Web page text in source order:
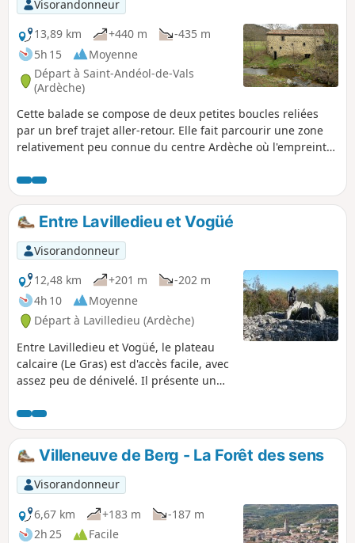
Visorandonneur
13,89 km
+440 m
-435 m
5h 15
Moyenne
Départ à Saint-Andéol-de-Vals
(Ardèche)
Cette balade se compose de deux petites boucles reliées
par un bref trajet aller-retour. Elle fait parcourir une zone
relativement peu connue du centre Ardèche où l'empreinte
crêtes et en vallées selon une orientation Nord-Sud des
chaines montagneuses. On appréciera les larges vues et les
paysages. Au point le plus au Nord, on s'arrêtera à un
ancien moulin plusieurs fois centenaire, dit "Le Moulin de
Raoul" (voir ci-dessous).
Entre Lavilledieu et Vogüé
Visorandonneur
12,48 km
+201 m
-202 m
4h 10
Moyenne
Départ à Lavilledieu (Ardèche)
Entre Lavilledieu et Vogüé, le plateau
calcaire (Le Gras) est d'accès facile, avec
assez peu de dénivelé. Il présente un
géologique, préhistorique et historique.
Le randonneur sort le plus souvent
enchanté de ce parcours.
Villeneuve de Berg - La Forêt des sens
Visorandonneur
6,67 km
+183 m
-187 m
2h 25
Facile